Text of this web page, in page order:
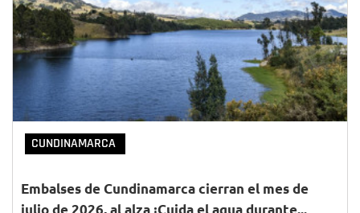
CUNDINAMARCA
Embalses de Cundinamarca cierran el mes de
julio de 2026, al alza ¡Cuida el agua durante...